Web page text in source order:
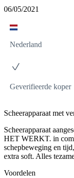
06/05/2021
Nederland
Geverifieerde koper
Scheerapparaat met
Scheerapparaat
HET WERKT. in
schepbeweging en
extra soft. Alles
Voordelen